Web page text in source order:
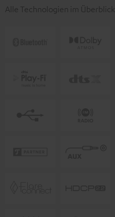
Alle Technologien im Überblick